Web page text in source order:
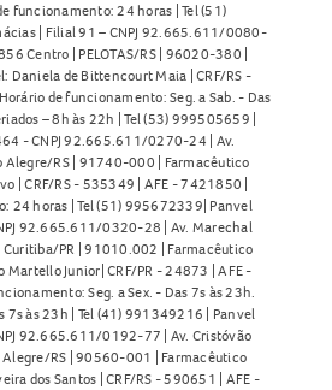
funcionamento: 24 horas | Tel (51)
| Filial 91 – CNPJ 92.665.611/0080-
Centro | PELOTAS/RS | 96020-380 |
Daniela de Bittencourt Maia | CRF/RS -
de funcionamento: Seg. a Sab. - Das
– 8h às 22h | Tel (53) 999505659 |
- CNPJ 92.665.611/0270-24 | Av.
Alegre/RS | 91740-000 | Farmacêutico
| CRF/RS - 535349 | AFE - 7421850 |
24 horas | Tel (51) 995672339| Panvel
92.665.611/0320-28 | Av. Marechal
Curitiba/PR | 91010.002 | Farmacêutico
Martello Junior| CRF/PR - 24873 | AFE -
Seg. a Sex. - Das 7s às 23h.
7s às 23h | Tel (41) 991349216 | Panvel
92.665.611/0192-77 | Av. Cristóvão
RS | 90560-001 | Farmacêutico
dos Santos | CRF/RS - 590651 | AFE -